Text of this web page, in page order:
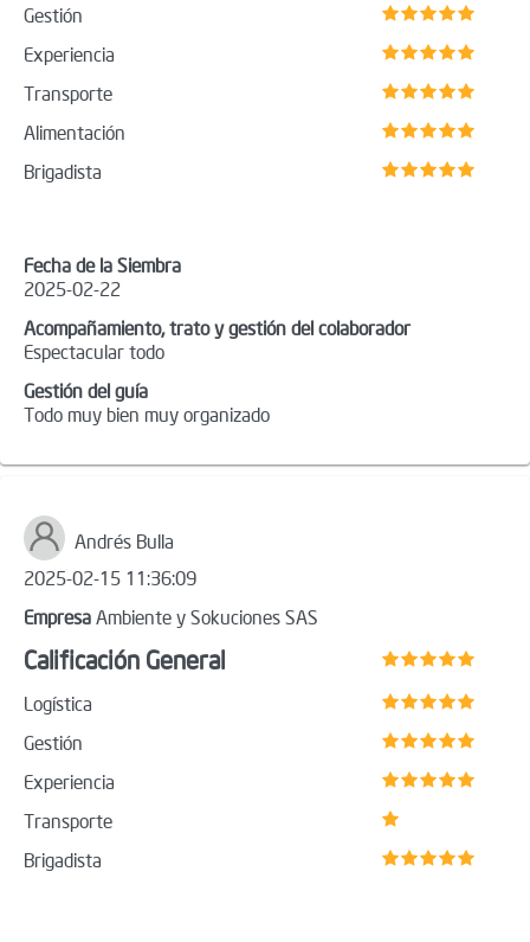
Gestión
Experiencia
Transporte
Alimentación
Brigadista
Fecha de la Siembra
2025-02-22
Acompañamiento, trato y gestión del colaborador
Espectacular todo
Gestión del guía
Todo muy bien muy organizado
Andrés Bulla
2025-02-15 11:36:09
Empresa Ambiente y Sokuciones SAS
Calificación General
Logística
Gestión
Experiencia
Transporte
Brigadista